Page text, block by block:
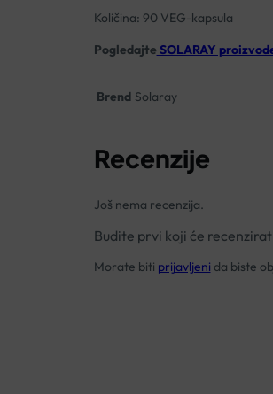
Količina: 90 VEG-kapsula
Pogledajte SOLARAY
Brend Solaray
Recenzije
Još nema recenzija.
Budite prvi koji će
Morate biti prijavljeni da biste